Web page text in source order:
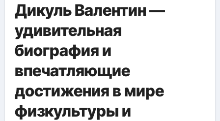
Дикуль Валентин —
удивительная
биография и
впечатляющие
достижения в мире
физкультуры и